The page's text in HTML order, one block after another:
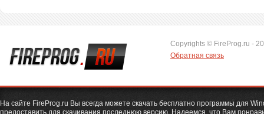
Copyrights © FireProg.ru -
Обратная связь
На сайте FireProg.ru Вы всегда можете скачать бесплатно программы для
предоставить для скачивания последнюю версию. Надеемся, что Вам